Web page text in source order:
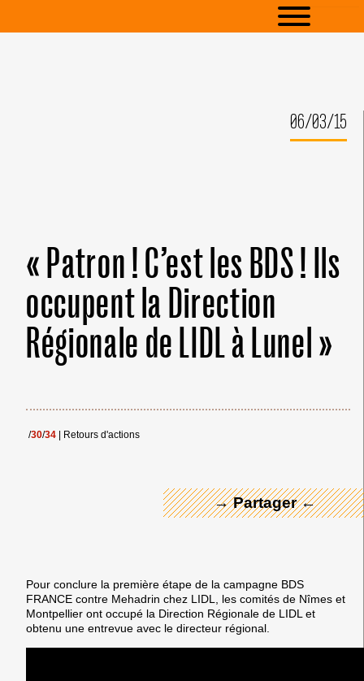
06/03/15
« Patron ! C’est les BDS ! Ils
occupent la Direction
Régionale de LIDL à Lunel »
/30/34 Retours d'actions
→ Partager ←
Pour conclure la première étape de la campagne BDS
FRANCE contre Mehadrin chez LIDL, les comités de Nîmes et
Montpellier ont occupé la Direction Régionale de LIDL et
obtenu une entrevue avec le directeur régional.